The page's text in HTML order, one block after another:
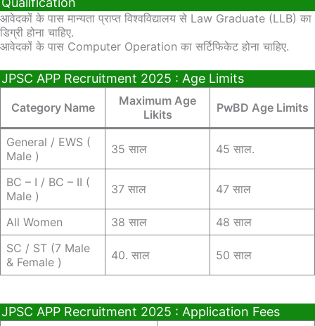
आवेदकों के पास मान्यता प्राप्त विश्वविद्यालय से Law Graduate (LLB) का
डिग्री होना चाहिए.
आवेदकों के पास Computer Operation का सर्टिफिकेट होना चाहिए.
JPSC APP Recruitment 2025 : Age Limits
Category Name
Maximum Age
Likits
PwBD Age Limits
General / EWS (
Male )
35 साल 45 साल.
BC – I / BC – II (
Male )
37 साल 47 साल
All Women 38 साल
48 साल
SC / ST (7 Male
& Female )
40. साल 50 साल
JPSC APP Recruitment 2025 : Application Fees